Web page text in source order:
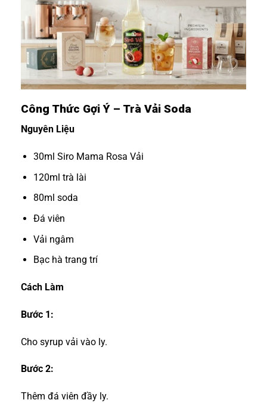
Công Thức Gợi Ý – Trà Vải Soda
Nguyên Liệu
30ml Siro Mama Rosa Vải
120ml trà lài
80ml soda
Đá viên
Vải ngâm
Bạc hà trang trí
Cách Làm
Bước 1:
Cho syrup vải vào ly.
Bước 2:
Thêm đá viên đầy ly.